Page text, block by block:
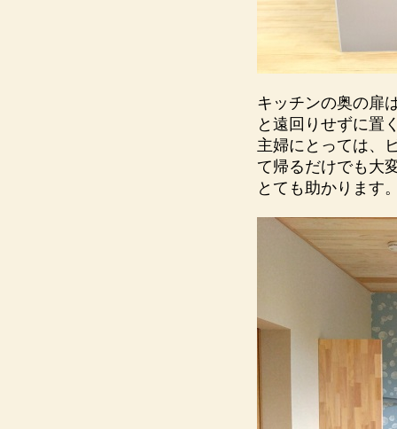
キッチンの奥の扉
と遠回りせずに置
主婦にとっては、
て帰るだけでも大
とても助かります